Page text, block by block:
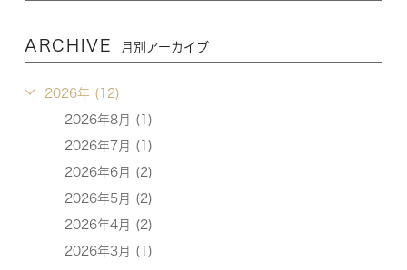
ARCHIVE 月別アーカイブ
2026年 (12)
2026年8月 (1)
2026年7月 (1)
2026年6月 (2)
2026年5月 (2)
2026年4月 (2)
2026年3月 (1)